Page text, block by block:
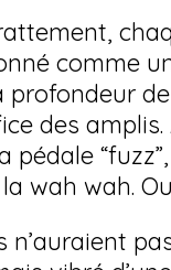
comme
profondeur
des
pédale
wah wah.
n’auraient